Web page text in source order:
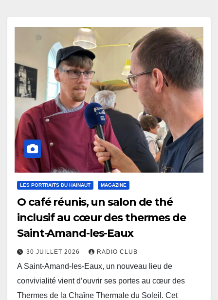
LES PORTRAITS DU HAINAUT MAGAZINE
O café réunis, un salon de thé
inclusif au cœur des thermes de
Saint-Amand-les-Eaux
30 JUILLET 2026 RADIO CLUB
A Saint-Amand-les-Eaux, un nouveau lieu de
convivialité vient d’ouvrir ses portes au cœur des
Thermes de la Chaîne Thermale du Soleil. Cet